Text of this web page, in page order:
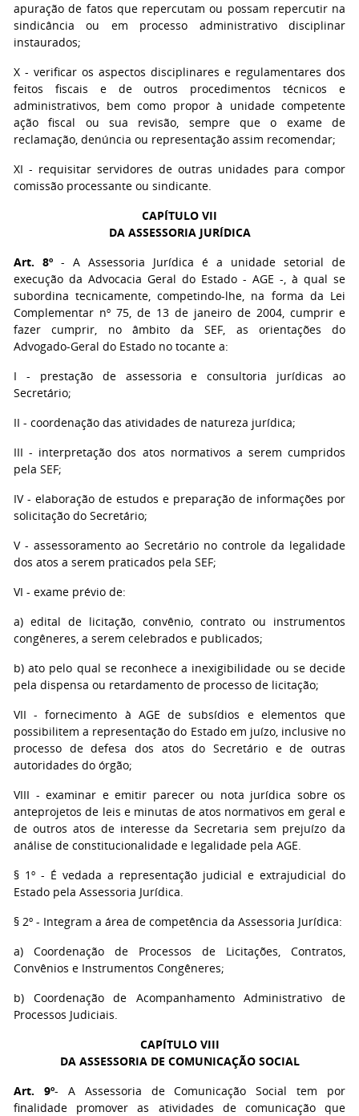
apuração de fatos que repercutam ou possam repercutir na
sindicância ou em processo administrativo disciplinar
instaurados;
X - verificar os aspectos disciplinares e regulamentares dos
feitos fiscais e de outros procedimentos técnicos e
administrativos, bem como propor à unidade competente
ação fiscal ou sua revisão, sempre que o exame de
reclamação, denúncia ou representação assim recomendar;
XI - requisitar servidores de outras unidades para compor
comissão processante ou sindicante.
CAPÍTULO VII
DA ASSESSORIA JURÍDICA
Art. 8º - A Assessoria Jurídica é a unidade setorial de
execução da Advocacia Geral do Estado - AGE -, à qual se
subordina tecnicamente, competindo-lhe, na forma da Lei
Complementar nº 75, de 13 de janeiro de 2004, cumprir e
fazer cumprir, no âmbito da SEF, as orientações do
Advogado-Geral do Estado no tocante a:
I - prestação de assessoria e consultoria jurídicas ao
Secretário;
II - coordenação das atividades de natureza jurídica;
III - interpretação dos atos normativos a serem cumpridos
pela SEF;
IV - elaboração de estudos e preparação de informações por
solicitação do Secretário;
V - assessoramento ao Secretário no controle da legalidade
dos atos a serem praticados pela SEF;
VI - exame prévio de:
a) edital de licitação, convênio, contrato ou instrumentos
congêneres, a serem celebrados e publicados;
b) ato pelo qual se reconhece a inexigibilidade ou se decide
pela dispensa ou retardamento de processo de licitação;
VII - fornecimento à AGE de subsídios e elementos que
possibilitem a representação do Estado em juízo, inclusive no
processo de defesa dos atos do Secretário e de outras
autoridades do órgão;
VIII - examinar e emitir parecer ou nota jurídica sobre os
anteprojetos de leis e minutas de atos normativos em geral e
de outros atos de interesse da Secretaria sem prejuízo da
análise de constitucionalidade e legalidade pela AGE.
§ 1º - É vedada a representação judicial e extrajudicial do
Estado pela Assessoria Jurídica.
§ 2º - Integram a área de competência da Assessoria Jurídica:
a) Coordenação de Processos de Licitações, Contratos,
Convênios e Instrumentos Congêneres;
b) Coordenação de Acompanhamento Administrativo de
Processos Judiciais.
CAPÍTULO VIII
DA ASSESSORIA DE COMUNICAÇÃO SOCIAL
Art. 9º- A Assessoria de Comunicação Social tem por
finalidade promover as atividades de comunicação que